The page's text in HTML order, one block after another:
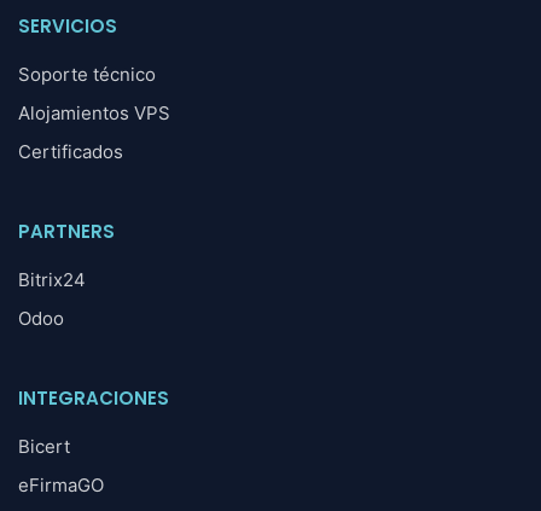
SERVICIOS
Soporte técnico
Alojamientos VPS
Certificados
PARTNERS
Bitrix24
Odoo
INTEGRACIONES
Bicert
eFirmaGO